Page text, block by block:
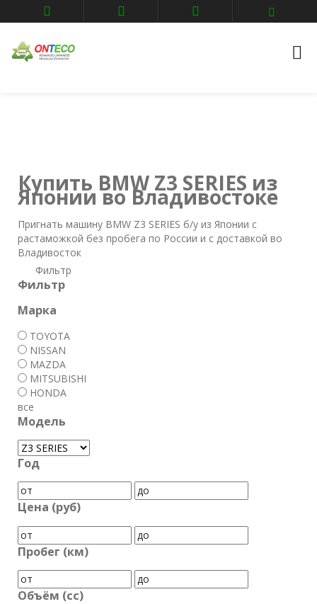
Главная
Авто аукционы
BMW
Z3 SERIES
Купить BMW Z3 SERIES из
Японии во Владивостоке
Пригнать машину BMW Z3 SERIES б/у из Японии с
растаможкой без пробега по России и с доставкой во
Владивосток
Фильтр
Фильтр
Марка
TOYOTA
NISSAN
MAZDA
MITSUBISHI
HONDA
все
Модель
Год
Цена (руб)
Пробег (км)
Объём (cc)